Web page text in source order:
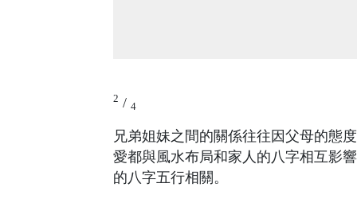
2 / 4
兄弟姐妹之間的關係往往因父母的態
愛都與風水布局和家人的八字相互影
的八字五行相關。